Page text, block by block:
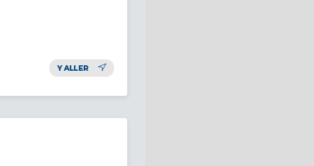
Y ALLER